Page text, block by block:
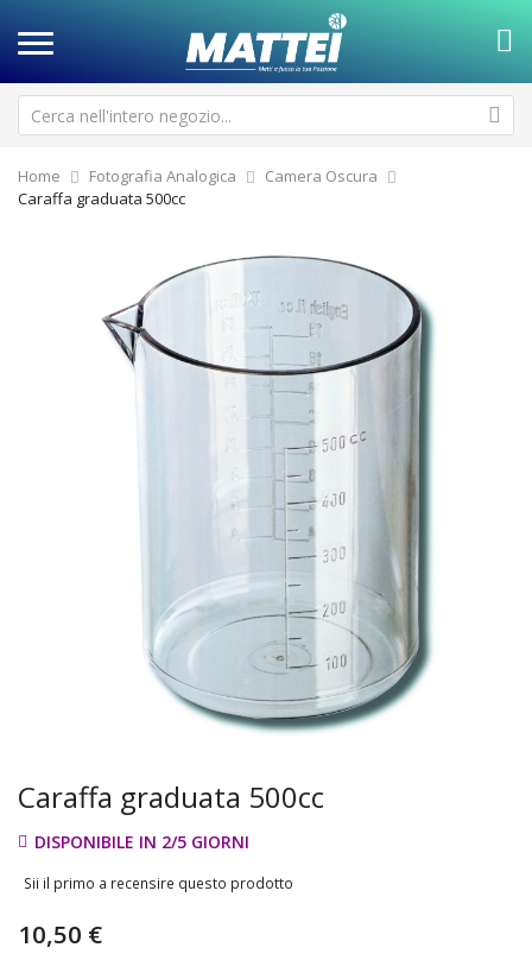
Home Fotografia Analogica
Camera Oscura
Caraffa graduata 500cc
Caraffa graduata 500cc
DISPONIBILE IN 2/5 GIORNI
Sii il primo a recensire questo prodotto
10,50 €